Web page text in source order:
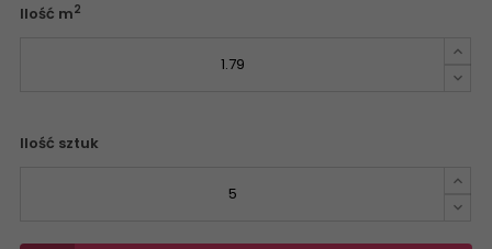
Ilość m2
Ilość sztuk